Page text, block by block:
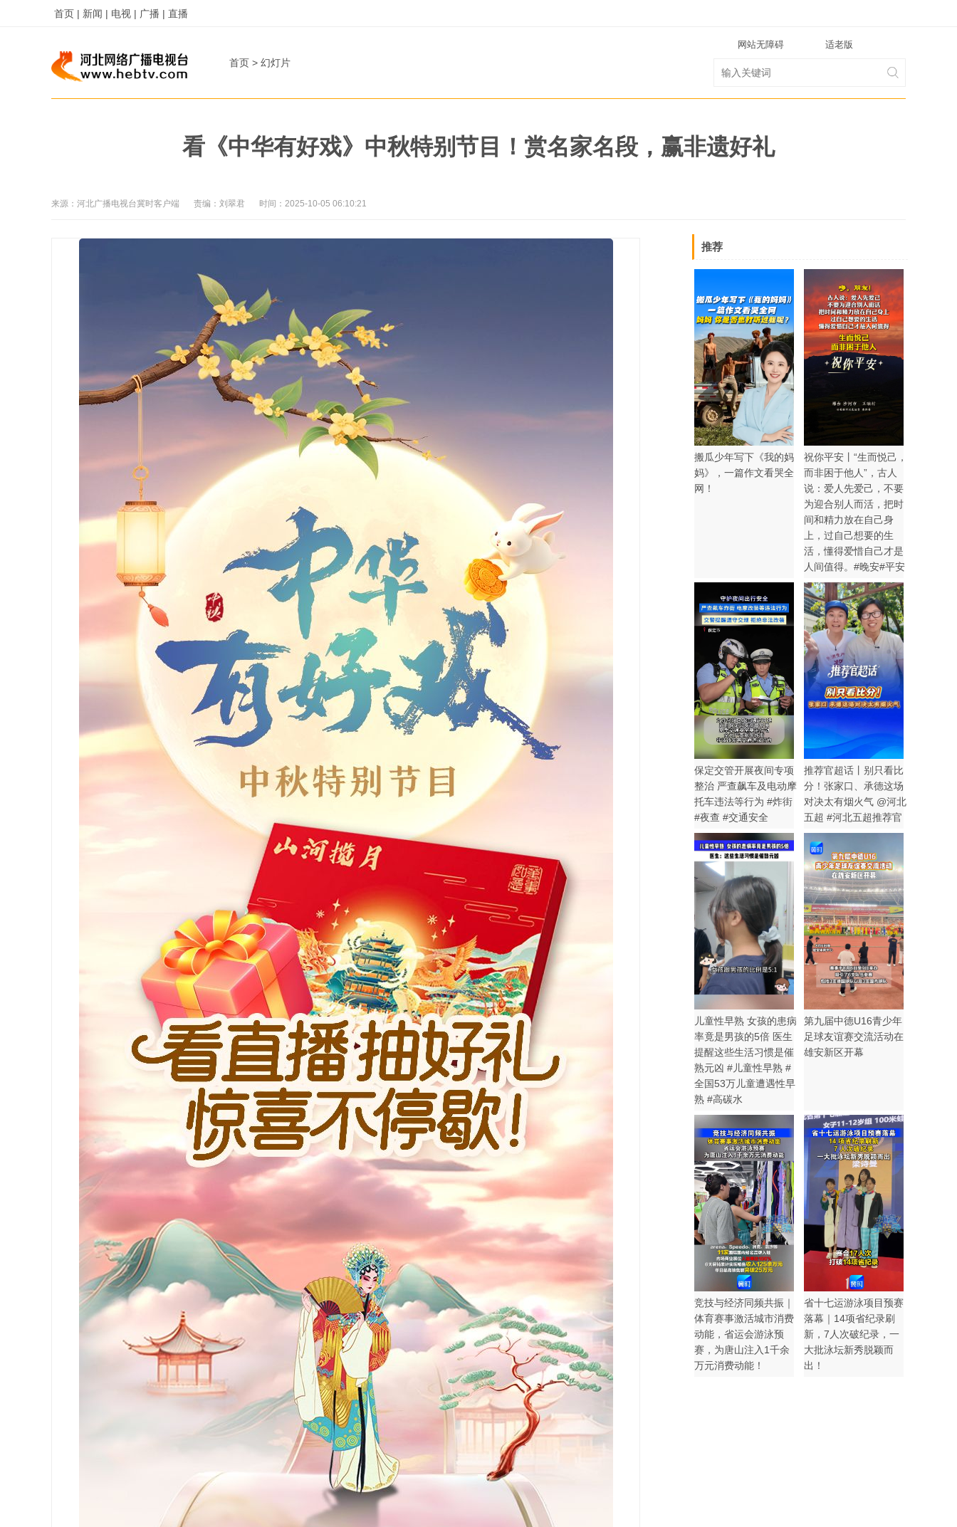
首页 | 新闻 | 电视 | 广播 | 直播
首页 > 幻灯片
网站无障碍 适老版
看《中华有好戏》中秋特别节目！赏名家名段，赢非遗好礼
来源： 河北广播电视台冀时客户端 责编： 刘翠君 时间： 2025-10-05 06:10:21
推荐
搬瓜少年写下《我的妈
妈》，一篇作文看哭全
网！
祝你平安丨“生而悦己，
而非困于他人”，古人
说：爱人先爱己，不要
为迎合别人而活，把时
间和精力放在自己身
上，过自己想要的生
活，懂得爱惜自己才是
人间值得。#晚安#平安
保定交管开展夜间专项
整治 严查飙车及电动摩
托车违法等行为 #炸街
#夜查 #交通安全
推荐官超话丨别只看比
分！张家口、承德这场
对决太有烟火气 @河北
五超 #河北五超推荐官
儿童性早熟 女孩的患病
率竟是男孩的5倍 医生
提醒这些生活习惯是催
熟元凶 #儿童性早熟 #
全国53万儿童遭遇性早
熟 #高碳水
第九届中德U16青少年
足球友谊赛交流活动在
雄安新区开幕
竞技与经济同频共振｜
体育赛事激活城市消费
动能，省运会游泳预
赛，为唐山注入1千余
万元消费动能！
省十七运游泳项目预赛
落幕｜14项省纪录刷
新，7人次破纪录，一
大批泳坛新秀脱颖而
出！